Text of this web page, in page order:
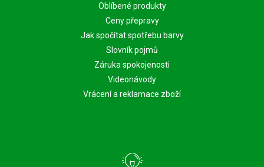
Oblíbené produkty
Ceny přepravy
Jak spočítat spotřebu barvy
Slovník pojmů
Záruka spokojenosti
Videonávody
Vrácení a reklamace zboží